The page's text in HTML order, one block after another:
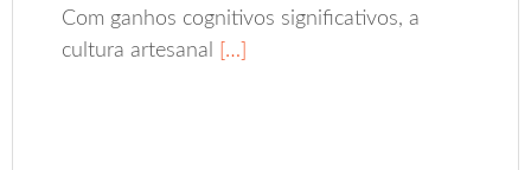
Com ganhos cognitivos significativos, a
cultura artesanal
[…]